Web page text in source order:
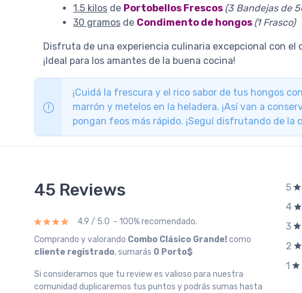
1.5 kilos de Portobellos Frescos (3 Bandejas de
30 gramos de Condimento de hongos (1 Frasco)
Disfruta de una experiencia culinaria excepcional con el
¡Ideal para los amantes de la buena cocina!
¡Cuidá la frescura y el rico sabor de tus hongos
marrón y metelos en la heladera. ¡Así van a
pongan feos más rápido. ¡Seguí disfrutando de
45 Reviews
4.9 / 5.0 - 100% recomendado.
Comprando y valorando Combo Clásico Grande!como
cliente registrado, sumarás 0 Porto$
Si consideramos que tu review es valioso para nuestra
comunidad duplicaremos tus puntos y podrás sumas hasta
5
4
3
2
1